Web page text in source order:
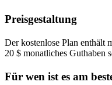
Preisgestaltung
Der kostenlose Plan enthält
20 $ monatliches Guthaben
Für wen ist es am